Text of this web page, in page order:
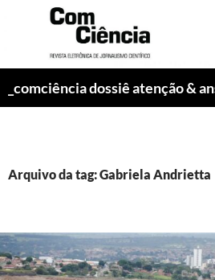
_comciência dossiê atenção &
Arquivo da tag: Gabriela Andrietta